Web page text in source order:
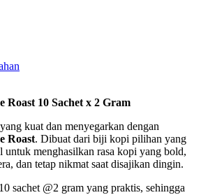
Roast 10 Sachet x 2 Gram
kuat dan menyegarkan dengan
Roast. Dibuat dari biji kopi pilihan yang
untuk menghasilkan rasa kopi yang bold,
dan tetap nikmat saat disajikan dingin.
sachet @2 gram yang praktis, sehingga